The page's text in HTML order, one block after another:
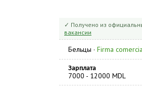
✓ Получено из
вакансии
Бельцы · Firma
Зарплата
7000 - 12000 MDL